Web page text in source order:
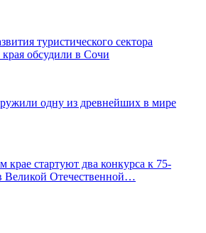
туристического сектора
края обсудили в Сочи
одну из древнейших в мире
крае стартуют два конкурса к 75-
Великой Отечественной…